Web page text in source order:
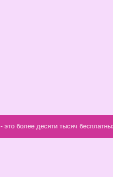
- это более десяти тысяч